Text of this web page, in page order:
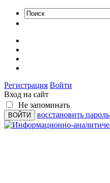
Регистрация Войти
Вход на сайт
Не запоминать
восстановить пароль